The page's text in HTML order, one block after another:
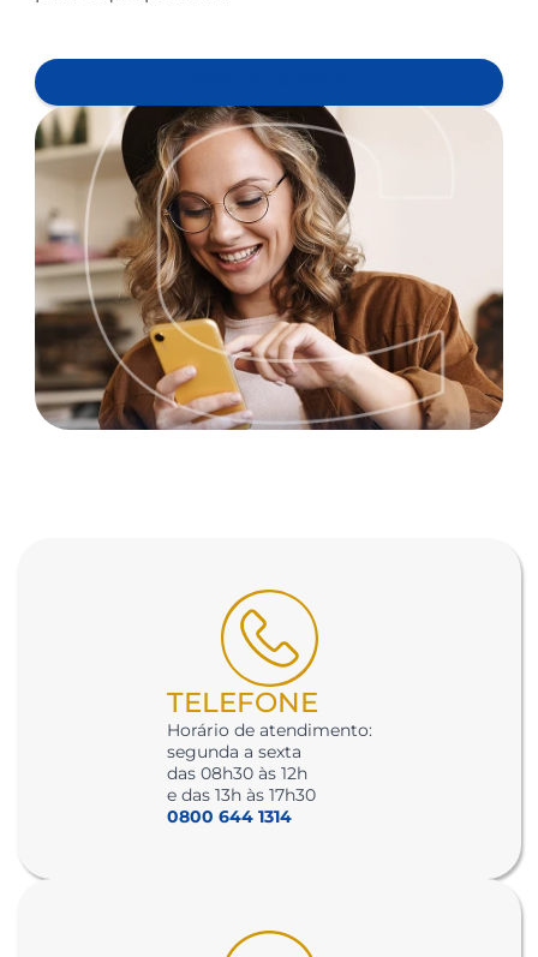
nós estamos à disposição para buscar
efetivas que envolvam os nossos produtos,
serviços ou atendimento. Conte com a gente
para o que precisar!
ENTRE EM CONTATO